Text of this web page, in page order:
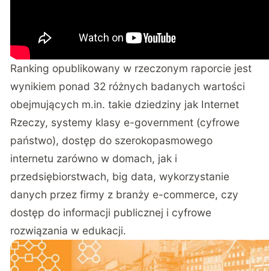
Ranking opublikowany w rzeczonym raporcie jest
wynikiem ponad 32 różnych badanych wartości
obejmujących m.in. takie dziedziny jak Internet
Rzeczy, systemy klasy e-government (cyfrowe
państwo), dostęp do szerokopasmowego
internetu zarówno w domach, jak i
przedsiębiorstwach, big data, wykorzystanie
danych przez firmy z branży e-commerce, czy
dostęp do informacji publicznej i cyfrowe
rozwiązania w edukacji.